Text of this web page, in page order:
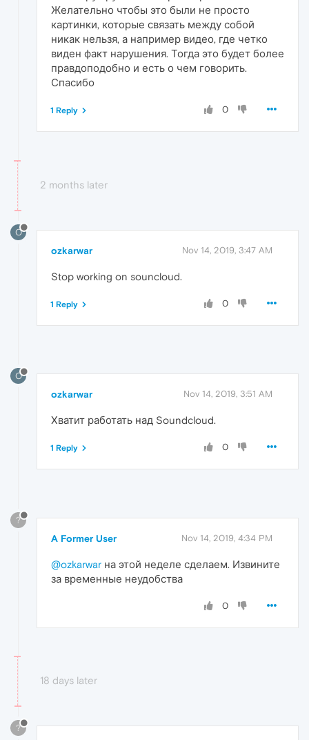
Желательно чтобы это были не просто
картинки, которые связать между собой
никак нельзя, а например видео, где четко
виден факт нарушения. Тогда это будет более
правдоподобно и есть о чем говорить.
Спасибо
0
1 Reply
2 months later
O
ozkarwar Nov 14, 2019, 3:47 AM
Stop working on souncloud.
0
1 Reply
O
ozkarwar Nov 14, 2019, 3:51 AM
Хватит работать над Soundcloud.
0
1 Reply
?
A Former User Nov 14, 2019, 4:34 PM
@ozkarwar на этой неделе сделаем. Извините
за временные неудобства
0
18 days later
?